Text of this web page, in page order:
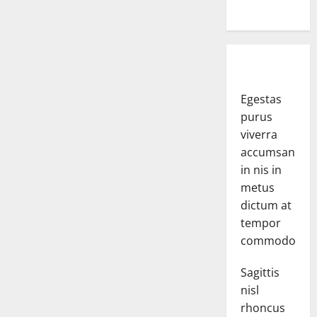
Egestas
purus
viverra
accumsan
in nis in
metus
dictum at
tempor
commodo.
Sagittis
nisl
rhoncus